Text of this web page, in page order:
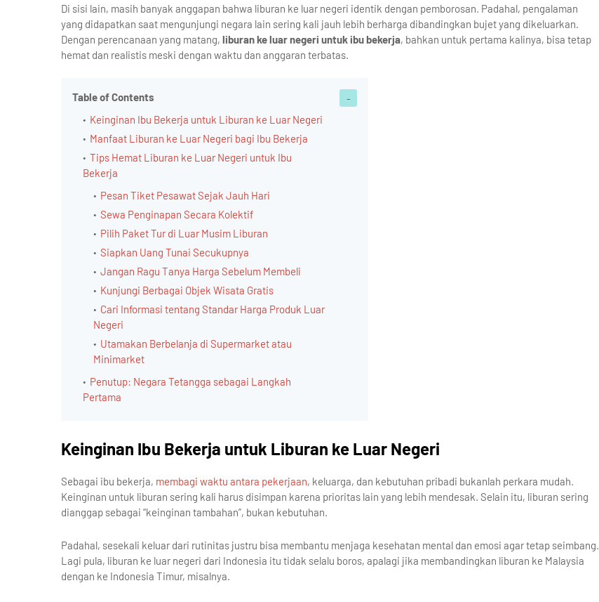
Di sisi lain, masih banyak anggapan bahwa liburan ke luar negeri identik dengan pemborosan. Padahal, pengalaman
yang didapatkan saat mengunjungi negara lain sering kali jauh lebih berharga dibandingkan bujet yang dikeluarkan.
Dengan perencanaan yang matang, liburan ke luar negeri untuk ibu bekerja, bahkan untuk pertama kalinya, bisa tetap
hemat dan realistis meski dengan waktu dan anggaran terbatas.
Table of Contents
Keinginan Ibu Bekerja untuk Liburan ke Luar Negeri
Manfaat Liburan ke Luar Negeri bagi Ibu Bekerja
Tips Hemat Liburan ke Luar Negeri untuk Ibu
Bekerja
Pesan Tiket Pesawat Sejak Jauh Hari
Sewa Penginapan Secara Kolektif
Pilih Paket Tur di Luar Musim Liburan
Siapkan Uang Tunai Secukupnya
Jangan Ragu Tanya Harga Sebelum Membeli
Kunjungi Berbagai Objek Wisata Gratis
Cari Informasi tentang Standar Harga Produk Luar
Negeri
Utamakan Berbelanja di Supermarket atau
Minimarket
Penutup: Negara Tetangga sebagai Langkah
Pertama
Keinginan Ibu Bekerja untuk Liburan ke Luar Negeri
Sebagai ibu bekerja, membagi waktu antara pekerjaan, keluarga, dan kebutuhan pribadi bukanlah perkara mudah.
Keinginan untuk liburan sering kali harus disimpan karena prioritas lain yang lebih mendesak. Selain itu, liburan sering
dianggap sebagai “keinginan tambahan”, bukan kebutuhan.
Padahal, sesekali keluar dari rutinitas justru bisa membantu menjaga kesehatan mental dan emosi agar tetap seimbang.
Lagi pula, liburan ke luar negeri dari Indonesia itu tidak selalu boros, apalagi jika membandingkan liburan ke Malaysia
dengan ke Indonesia Timur, misalnya.